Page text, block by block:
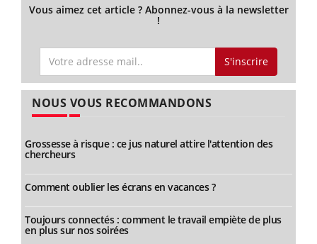
Vous aimez cet article ? Abonnez-vous à la newsletter
!
S'inscrire
NOUS VOUS RECOMMANDONS
Grossesse à risque : ce jus naturel attire l'attention des
chercheurs
Comment oublier les écrans en vacances ?
Toujours connectés : comment le travail empiète de plus
en plus sur nos soirées